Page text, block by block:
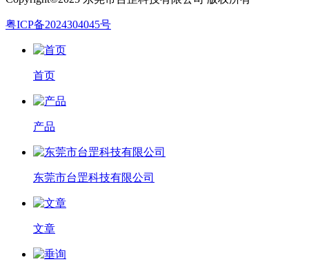
粤ICP备2024304045号
首页
产品
东莞市台罡科技有限公司
文章